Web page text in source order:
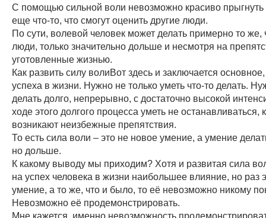
С помощью сильной воли невозможно красиво прыгнуть
еще что-то, что смогут оценить другие люди.
По сути, волевой человек может делать примерно то же,
люди, только значительно дольше и несмотря на
уготовленные жизнью.
Как развить силу волиВот здесь и заключается
успеха в жизни. Нужно не только уметь что-то делать.
делать долго, непрерывно, с достаточно высокой
ходе этого долгого процесса уметь не останавливаться,
возникают неизбежные препятствия.
То есть сила воли – это не новое умение, а умение
но дольше.
К какому выводу мы приходим? Хотя и развитая сила
на успех человека в жизни наибольшее влияние, но раз
умение, а то же, что и было, то её невозможно никому
Невозможно её продемонстрировать.
Мне кажется, именно невозможность